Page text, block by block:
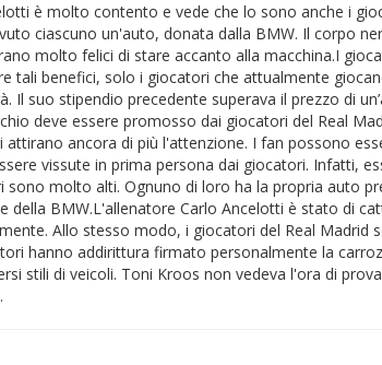
è molto contento e vede che lo sono anche i
ciascuno un'auto, donata dalla BMW. Il corpo
molto felici di stare accanto alla macchina.I
tali benefici, solo i giocatori che attualmente
Il suo stipendio precedente superava il prezzo di
deve essere promosso dai giocatori del Real
ancora di più l'attenzione. I fan possono
vissute in prima persona dai giocatori. Infatti,
sono molto alti. Ognuno di loro ha la propria auto
della BMW.L'allenatore Carlo Ancelotti è stato di
Allo stesso modo, i giocatori del Real
hanno addirittura firmato personalmente la
stili di veicoli. Toni Kroos non vedeva l'ora di